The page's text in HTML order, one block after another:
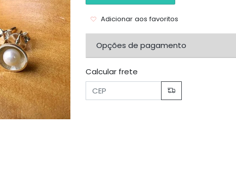
Adicionar aos favoritos
Opções de pagamento
Calcular frete